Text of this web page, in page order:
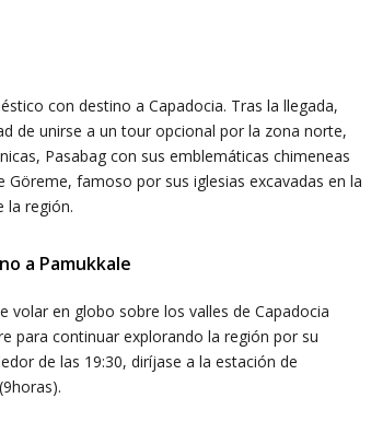
con destino a Capadocia. Tras la llegada,
de unirse a un tour opcional por la zona norte,
Pasabag con sus emblemáticas chimeneas
famoso por sus iglesias excavadas en la
la región.
a Pamukkale
volar en globo sobre los valles de Capadocia
para continuar explorando la región por su
de las 19:30, diríjase a la estación de